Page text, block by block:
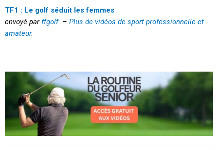
TF1 : Le golf séduit les femmes
envoyé par ffgolf. – Plus de vidéos de sport professionnelle et
amateur.